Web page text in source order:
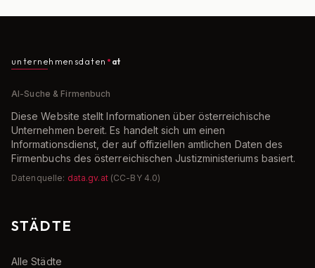
unternehmensdaten at
AI-Suche & Firmenbuch
Diese Website stellt Informationen über österreichische
Unternehmen bereit. Es handelt sich um einen
Informationsdienst, der auf offiziellen amtlichen Daten des
Firmenbuchs des österreichischen Justizministeriums basiert.
Datenquelle: data.gv.at (CC-BY 4.0)
STÄDTE
Alle Städte